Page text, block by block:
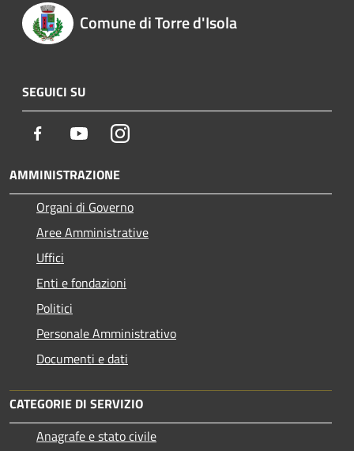
Comune di Torre d'Isola
SEGUICI SU
Facebook YoutubeInstagram
AMMINISTRAZIONE
Organi di Governo
Aree Amministrative
Uffici
Enti e fondazioni
Politici
Personale Amministrativo
Documenti e dati
CATEGORIE DI SERVIZIO
Anagrafe e stato civile